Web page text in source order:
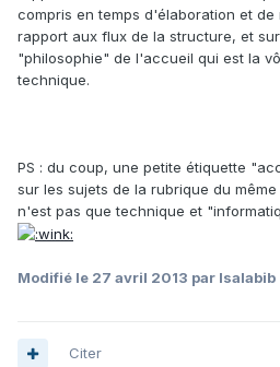
compris en temps d'élaboration et
rapport aux flux de la structure, et
"philosophie" de l'accueil qui est la
technique.
PS : du coup, une petite étiquette
sur les sujets de la rubrique du
n'est pas que technique et
Modifié le 27 avril 2013 par Isalabib
Citer